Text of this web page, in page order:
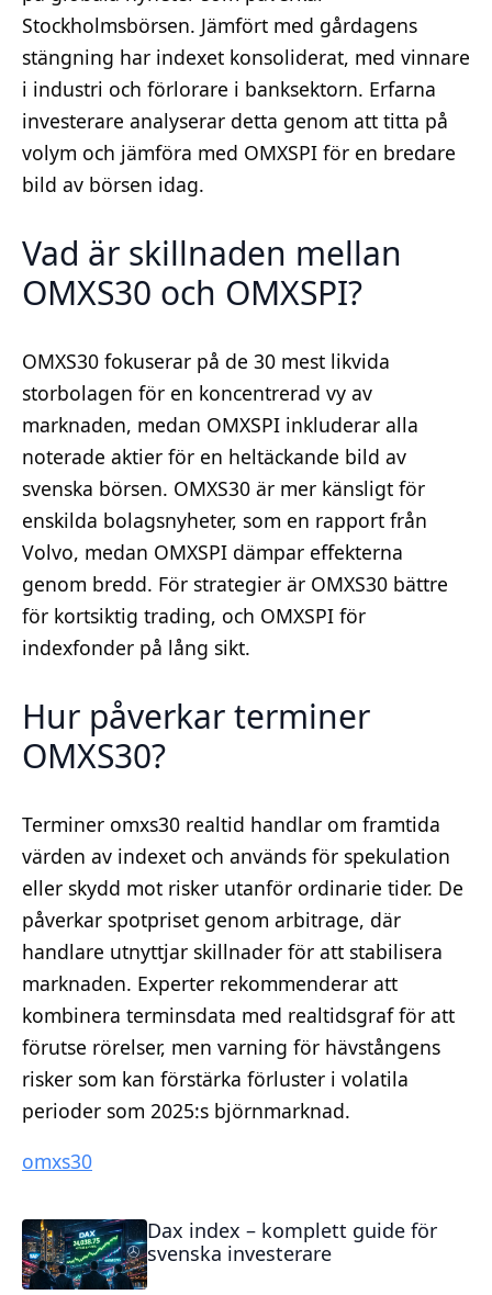
Stockholmsbörsen. Jämfört med gårdagens
stängning har indexet konsoliderat, med vinnare
i industri och förlorare i banksektorn. Erfarna
investerare analyserar detta genom att titta på
volym och jämföra med OMXSPI för en bredare
bild av börsen idag.
Vad är skillnaden mellan
OMXS30 och OMXSPI?
OMXS30 fokuserar på de 30 mest likvida
storbolagen för en koncentrerad vy av
marknaden, medan OMXSPI inkluderar alla
noterade aktier för en heltäckande bild av
svenska börsen. OMXS30 är mer känsligt för
enskilda bolagsnyheter, som en rapport från
Volvo, medan OMXSPI dämpar effekterna
genom bredd. För strategier är OMXS30 bättre
för kortsiktig trading, och OMXSPI för
indexfonder på lång sikt.
Hur påverkar terminer
OMXS30?
Terminer omxs30 realtid handlar om framtida
värden av indexet och används för spekulation
eller skydd mot risker utanför ordinarie tider. De
påverkar spotpriset genom arbitrage, där
handlare utnyttjar skillnader för att stabilisera
marknaden. Experter rekommenderar att
kombinera terminsdata med realtidsgraf för att
förutse rörelser, men varning för hävstångens
risker som kan förstärka förluster i volatila
perioder som 2025:s björnmarknad.
omxs30
Dax index – komplett guide för
svenska investerare